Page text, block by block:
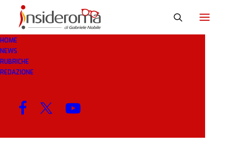
HOME
NEWS
RUBRICHE
REDAZIONE
ANDREBBE
MENU